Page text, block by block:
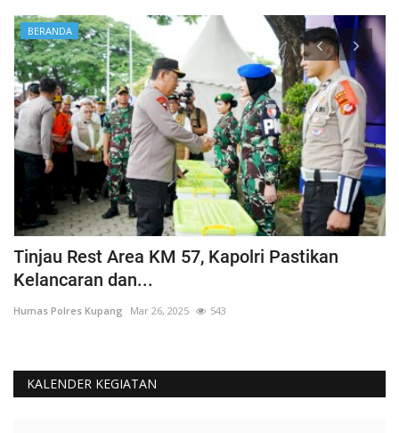
BERANDA
Tinjau Rest Area KM 57, Kapolri Pastikan
Kelancaran dan...
Humas Polres Kupang Mar 26, 2025 543
KALENDER KEGIATAN